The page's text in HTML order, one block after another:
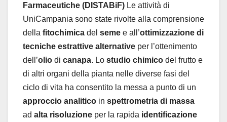
Farmaceutiche (DISTABiF) Le attività di
UniCampania sono state rivolte alla comprensione
della fitochimica del seme e all’ottimizzazione di
tecniche estrattive alternative per l’ottenimento
dell’olio di canapa. Lo studio chimico del frutto e
di altri organi della pianta nelle diverse fasi del
ciclo di vita ha consentito la messa a punto di un
approccio analitico in spettrometria di massa
ad alta risoluzione per la rapida identificazione